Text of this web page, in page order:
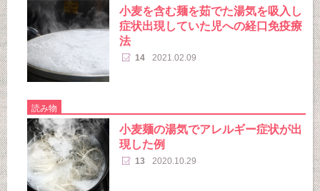
小麦を含む麺を茹でた湯気を吸入し
症状出現していた児への経口免疫療
法
14 2021.02.09
読み物
小麦麺の湯気でアレルギー症状が出
現した例
13 2020.10.29